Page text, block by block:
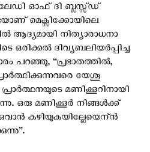
ഓഫ് ദി ബ്ലസ്സ്ഡ്
മെക്സിക്കോയിലെ
ആദ്യമായി നിത്യാരാധനാ
ഒരിക്കല്‍ ദിവ്യബലിയര്‍പ്പിച്ച
പറഞ്ഞു, “പ്രഭാതത്തിൽ,
യേശൂ
മണിക്കൂറിനായി
ഒരു മണിക്കൂര്‍ നിങ്ങള്‍ക്ക്
കഴിയുകയില്ലേയെന്ന്‍